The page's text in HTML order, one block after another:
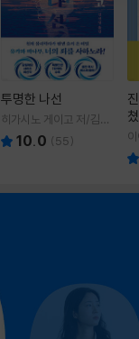
투명한 나선
히가시노 게이고 저/김선
영 역10.0 (55)